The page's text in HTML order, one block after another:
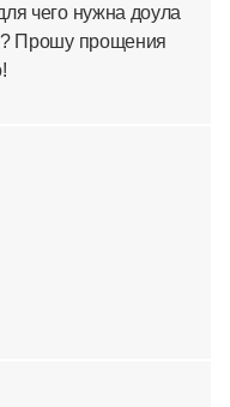
чего нужна доула
Прошу прощения